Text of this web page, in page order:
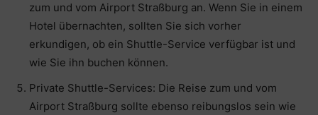
zum und vom Airport Straßburg an. Wenn Sie in einem
Hotel übernachten, sollten Sie sich vorher
erkundigen, ob ein Shuttle-Service verfügbar ist und
wie Sie ihn buchen können.
Private Shuttle-Services: Die Reise zum und vom
Airport Straßburg sollte ebenso reibungslos sein wie